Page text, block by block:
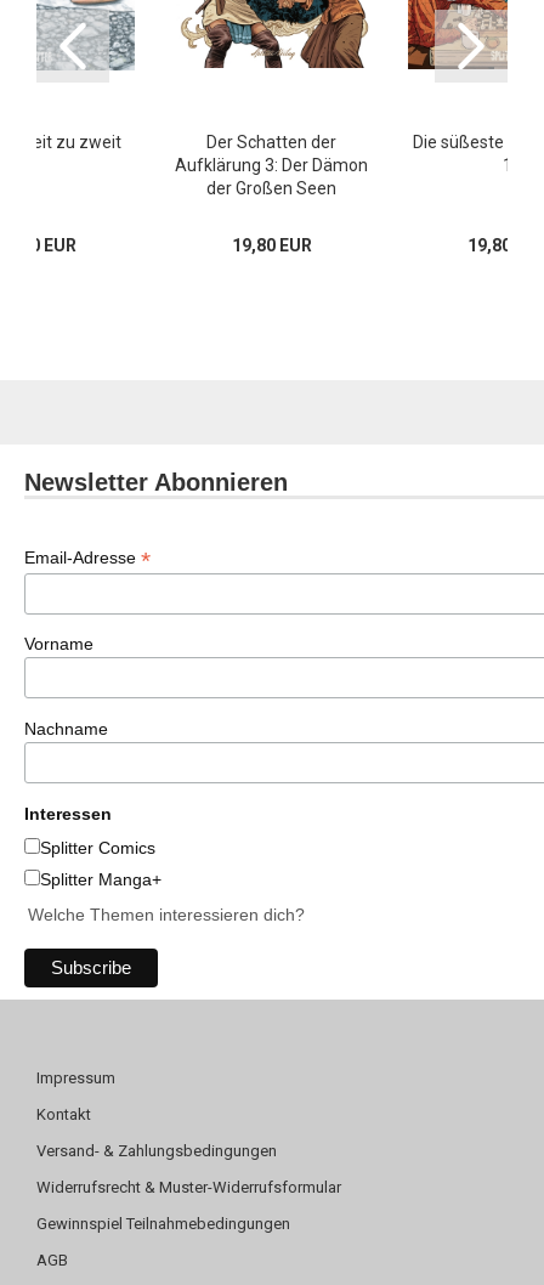
zu zweit
EUR
Der Schatten der
Aufklärung 3: Der Dämon
der Großen Seen
19,80 EUR
Die süßeste aller
1
19,80
Newsletter Abonnieren
Email-Adresse *
Vorname
Nachname
Interessen
Splitter Comics
Splitter Manga+
Welche Themen interessieren dich?
Impressum
Kontakt
Versand- & Zahlungsbedingungen
Widerrufsrecht & Muster-Widerrufsformular
Gewinnspiel Teilnahmebedingungen
AGB